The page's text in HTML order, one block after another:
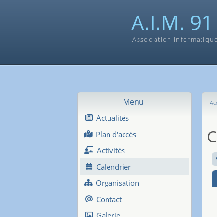
A.I.M. 91
Association
Menu
Actualités
Plan d'accès
Activités
Calendrier
Organisation
Contact